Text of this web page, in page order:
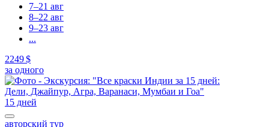
7–21 авг
8–22 авг
9–23 авг
...
2249 $
за одного
15 дней
авторский тур